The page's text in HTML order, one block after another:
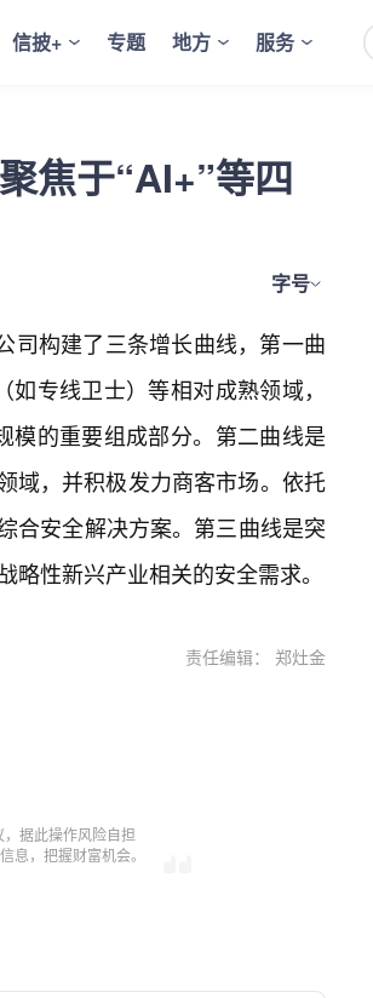
信披+ 专题 地方 服务
焦于“AI+”等四
字号
司构建了三条增长曲线，第一曲
专线卫士）等相对成熟领域，
模的重要组成部分。第二曲线是
域，并积极发力商客市场。依托
合安全解决方案。第三曲线是突
性新兴产业相关的安全需求。
责任编辑： 郑灶金
据此操作风险自担
息，把握财富机会。